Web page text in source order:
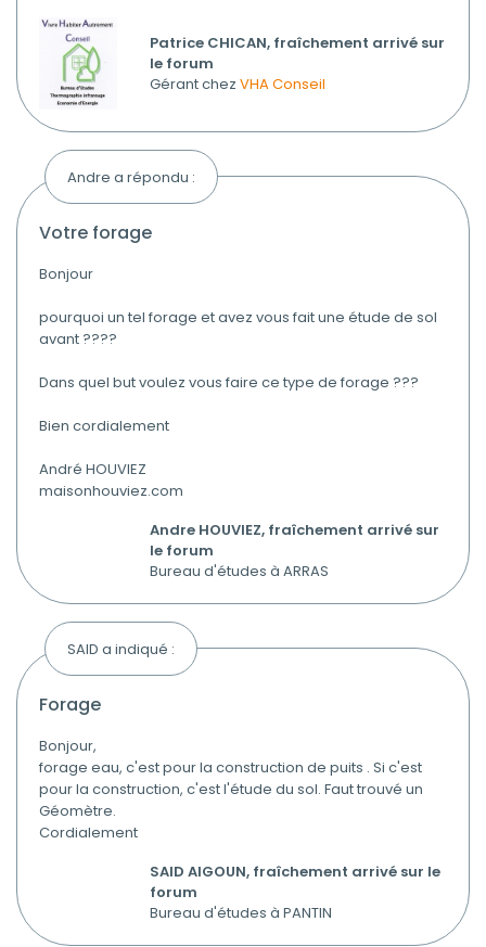
Patrice CHICAN, fraîchement arrivé sur
le forum
Gérant chez VHA Conseil
Andre a répondu :
votre forage
Bonjour
pourquoi un tel forage et avez vous fait une étude de sol
avant ????
Dans quel but voulez vous faire ce type de forage ???
Bien cordialement
André HOUVIEZ
maisonhouviez.com
Andre HOUVIEZ, fraîchement arrivé sur
le forum
Bureau d'études à ARRAS
SAID a indiqué :
forage
Bonjour,
forage eau, c'est pour la construction de puits . Si c'est
pour la construction, c'est l'étude du sol. Faut trouvé un
Géomètre.
Cordialement
SAID AIGOUN, fraîchement arrivé sur le
forum
Bureau d'études à PANTIN